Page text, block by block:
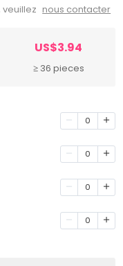
nous contacter
US$3.94
≥ 36 pieces
0
0
0
0